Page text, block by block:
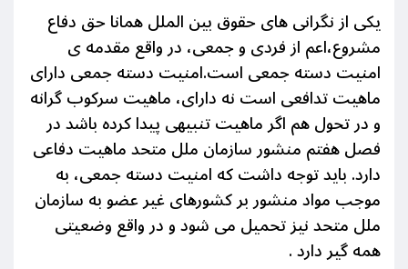
یکی از نگرانی های حقوق بین الملل همانا حق دفاع
مشروع،اعم از فردی و جمعی، در واقع مقدمه ی
امنیت دسته جمعی است.امنیت دسته جمعی دارای
ماهیت تدافعی است نه دارای، ماهیت سرکوب گرانه
و در تحول هم اگر ماهیت تنبیهی پیدا کرده باشد در
فصل هفتم منشور سازمان ملل متحد ماهیت دفاعی
دارد. باید توجه داشت که امنیت دسته جمعی، به
موجب مواد منشور بر کشورهای غیر عضو به سازمان
ملل متحد نیز تحمیل می شود و در واقع وضعیتی
همه گیر دارد .